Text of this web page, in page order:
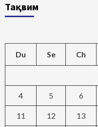
Тақвим
Du Se Ch
4 5 6
11 12 13